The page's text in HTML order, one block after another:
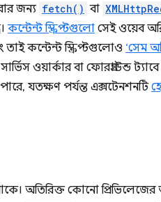
জন্য fetch() বা
কন্টেন্ট স্ক্রিপ্টগুলো সেই ওয়েব
তাই কন্টেন্ট স্ক্রিপ্টগুলোও ‘সেম
ওয়ার্কার বা ফোরগ্রাউন্ড
যতক্ষণ পর্যন্ত এক্সটেনশনটি
অতিরিক্ত কোনো